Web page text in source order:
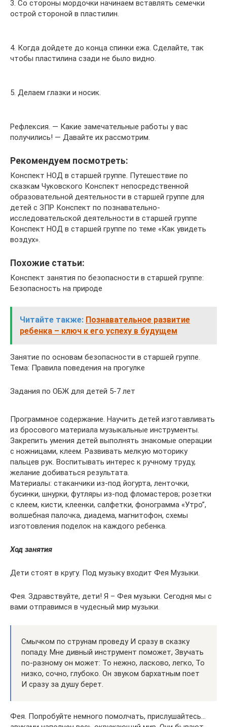
3. Со стороны мордочки начинаем вставлять семечки
острой стороной в пластилин.
4. Когда дойдете до конца спинки ежа. Сделайте, так
чтобы пластилина сзади не было видно.
5. Делаем глазки и носик.
Рефлексия. — Какие замечательные работы у вас
получились! — Давайте их рассмотрим.
Рекомендуем посмотреть:
Конспект НОД в старшей группе. Путешествие по
сказкам Чуковского Конспект непосредственной
образовательной деятельности в старшей группе для
детей с ЗПР Конспект по познавательно-
исследовательской деятельности в старшей группе
Конспект НОД в старшей группе по теме «Как увидеть
воздух».
Похожие статьи:
Конспект занятия по безопасности в старшей группе:
Безопасность на природе
Читайте также: Познавательное развитие
ребенка – ключ к его успеху в будущем
Занятие по основам безопасности в старшей группе.
Тема: Правила поведения на прогулке
Задания по ОБЖ для детей 5-7 лет
Программное содержание. Научить детей изготавливать
из бросового материала музыкальные инструменты.
Закрепить умения детей выполнять знакомые операции
с ножницами, клеем. Развивать мелкую моторику
пальцев рук. Воспитывать интерес к ручному труду,
желание добиваться результата.
Материалы: стаканчики из-под йогурта, ленточки,
бусинки, шнурки, футляры из-под фломастеров; розетки
с клеем, кисти, клеенки, салфетки, фонограмма «Утро”,
волшебная палочка, диадема, магнитофон, схемы
изготовления поделок на каждого ребенка.
Ход занятия
Дети стоят в кругу. Под музыку входит Фея Музыки.
Фея. Здравствуйте, дети! Я – Фея музыки. Сегодня мы с
вами отправимся в чудесный мир музыки.
Смычком по струнам проведу И сразу в сказку
попаду. Мне дивный инструмент поможет, Звучать
по-разному он может: То нежно, ласково, легко, То
низко, сочно, глубоко. Он звуком бархатным поет
И сразу за душу берет.
Фея. Попробуйте немного помолчать, прислушайтесь…